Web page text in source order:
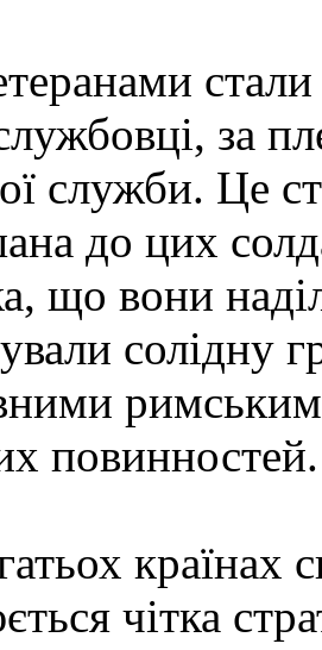
стали
за
служби. Це
до цих
що вони
солідну
повинностей.
країнах
чітка